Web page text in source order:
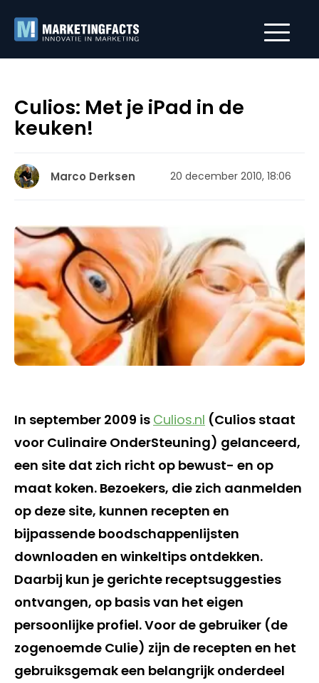
Culios: Met je iPad in de
keuken!
Marco Derksen 20 december 2010, 18:06
In september 2009 is Culios.nl (Culios staat
voor Culinaire OnderSteuning) gelanceerd,
een site dat zich richt op bewust- en op
maat koken. Bezoekers, die zich aanmelden
op deze site, kunnen recepten en
bijpassende boodschappenlijsten
downloaden en winkeltips ontdekken.
Daarbij kun je gerichte receptsuggesties
ontvangen, op basis van het eigen
persoonlijke profiel. Voor de gebruiker (de
zogenoemde Culie) zijn de recepten en het
gebruiksgemak een belangrijk onderdeel